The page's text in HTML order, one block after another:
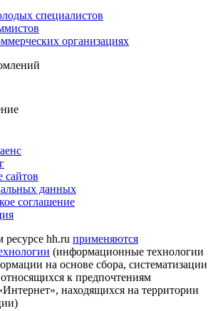
специалистов
организациях
сайтов
данных
соглашение
hh.ru применяются
(информационные технологии
на основе сбора, систематизации
к предпочтениям
находящихся на территории